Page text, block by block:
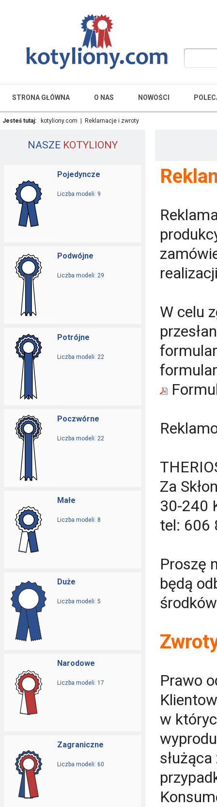
STRONA GŁÓWNA O NAS NOWOŚCI
Jesteś tutaj: kotyliony.com Reklamacje i zwroty
NASZE KOTYLIONY
Pojedyncze
Liczba modeli: 9
Podwójne
Liczba modeli: 29
Potrójne
Liczba modeli: 22
Poczwórne
Liczba modeli: 22
Małe
Liczba modeli: 8
Duże
Liczba modeli: 5
Narodowe
Liczba modeli: 17
Zagraniczne
Liczba modeli: 60
W celu
Za
30-240
tel: 606
Proszę
będą
Prawo
w